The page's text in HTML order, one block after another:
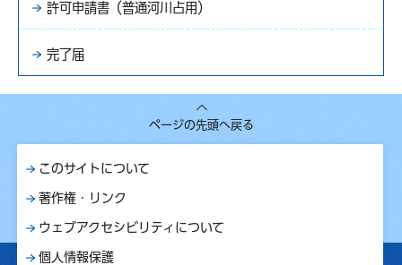
許可申請書（普通河川占用）
完了届
ページの先頭へ戻る
このサイトについて
著作権・リンク
ウェブアクセシビリティについて
個人情報保護